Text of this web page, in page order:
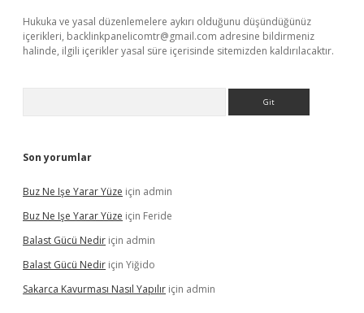
Hukuka ve yasal düzenlemelere aykırı olduğunu düşündüğünüz
içerikleri, backlinkpanelicomtr@gmail.com adresine bildirmeniz
halinde, ilgili içerikler yasal süre içerisinde sitemizden kaldırılacaktır.
Son yorumlar
Buz Ne Işe Yarar Yüze için admin
Buz Ne Işe Yarar Yüze için Feride
Balast Gücü Nedir için admin
Balast Gücü Nedir için Yiğido
Sakarca Kavurması Nasıl Yapılır için admin